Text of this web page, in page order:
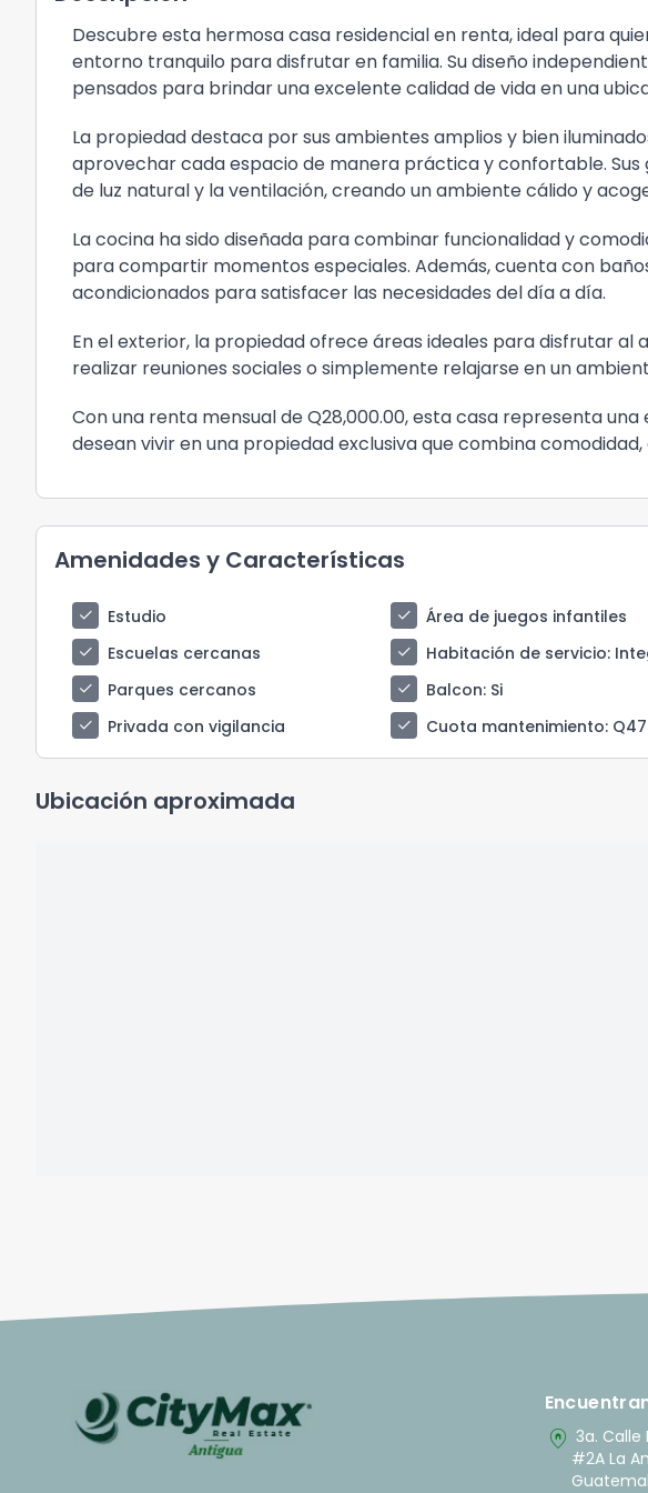
Descubre esta hermosa casa residencial en renta, ideal para
entorno tranquilo para disfrutar en familia. Su diseño
pensados para brindar una excelente calidad de vida en una
La propiedad destaca por sus ambientes amplios y bien
aprovechar cada espacio de manera práctica y confortable.
de luz natural y la ventilación, creando un ambiente cálido y
La cocina ha sido diseñada para combinar funcionalidad y
para compartir momentos especiales. Además, cuenta con
acondicionados para satisfacer las necesidades del día a día.
En el exterior, la propiedad ofrece áreas ideales para disfrutar al
realizar reuniones sociales o simplemente relajarse en un
Con una renta mensual de Q28,000.00, esta casa representa
desean vivir en una propiedad exclusiva que combina
Amenidades y Características
check Estudio check Área de juegos infantiles
check
Escuelas cercanas check Habitación de servicio:
check
Parques cercanos check Balcon: Si
check
Privada con vigilancia check Cuota mantenimiento:
Ubicación aproximada
home_pin 3a. Calle
#2A La